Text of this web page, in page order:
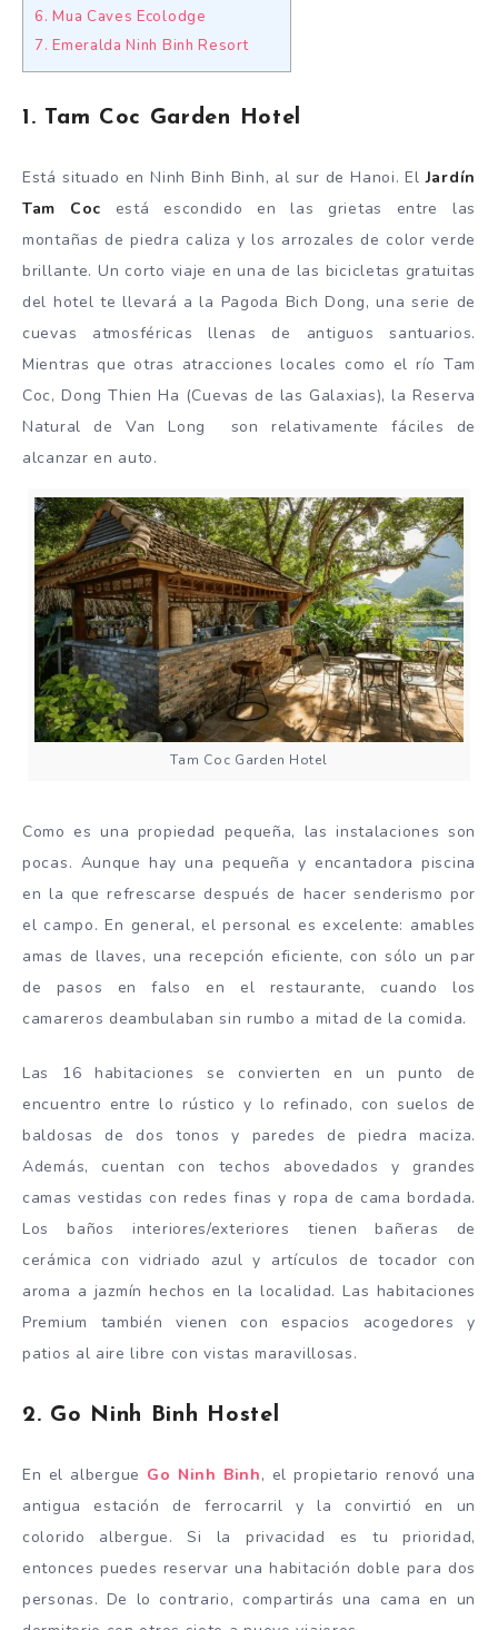
6. Mua Caves Ecolodge
7. Emeralda Ninh Binh Resort
1. Tam Coc Garden Hotel
Está situado en Ninh Binh Binh, al sur de Hanoi. ElJardín
Tam Coc
está escondido en las grietas entre las
montañas de piedra caliza y los arrozales de color verde
brillante. Un corto viaje en una de las bicicletas gratuitas
del hotel te llevará a la Pagoda Bich Dong, una serie de
cuevas atmosféricas llenas de antiguos santuarios.
Mientras que otras atracciones locales como el río Tam
Coc, Dong Thien Ha (Cuevas de las Galaxias), la Reserva
Natural de Van Long son relativamente fáciles de
alcanzar en auto.
Tam Coc Garden Hotel
Como es una propiedad pequeña, las instalaciones son
pocas. Aunque hay una pequeña y encantadora piscina
en la que refrescarse después de hacer senderismo por
el campo. En general, el personal es excelente: amables
amas de llaves, una recepción eficiente, con sólo un par
de pasos en falso en el restaurante, cuando los
camareros deambulaban sin rumbo a mitad de la comida.
Las 16 habitaciones se convierten en un punto de
encuentro entre lo rústico y lo refinado, con suelos de
baldosas de dos tonos y paredes de piedra maciza.
Además, cuentan con techos abovedados y grandes
camas vestidas con redes finas y ropa de cama bordada.
Los baños interiores/exteriores tienen bañeras de
cerámica con vidriado azul y artículos de tocador con
aroma a jazmín hechos en la localidad. Las habitaciones
Premium también vienen con espacios acogedores y
patios al aire libre con vistas maravillosas.
2. Go Ninh Binh Hostel
En el albergue Go Ninh Binh, el propietario renovó una
antigua estación de ferrocarril y la convirtió en un
colorido albergue. Si la privacidad es tu prioridad,
entonces puedes reservar una habitación doble para dos
personas. De lo contrario, compartirás una cama en un